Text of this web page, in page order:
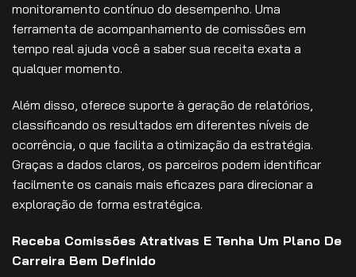
monitoramento contínuo do desempenho. Uma
ferramenta de acompanhamento de comissões em
tempo real ajuda você a saber sua receita exata a
qualquer momento.
Além disso, oferece suporte à geração de relatórios,
classificando os resultados em diferentes níveis de
ocorrência, o que facilita a otimização da estratégia.
Graças a dados claros, os parceiros podem identificar
facilmente os canais mais eficazes para direcionar a
exploração de forma estratégica.
Receba Comissões Atrativas E Tenha Um Plano De
Carreira Bem Definido